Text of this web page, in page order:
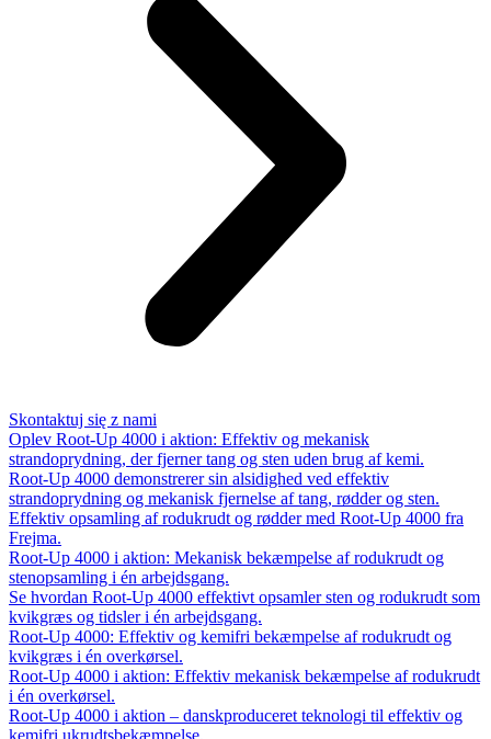
Skontaktuj się z nami
Oplev Root-Up 4000 i aktion: Effektiv og mekanisk
strandoprydning, der fjerner tang og sten uden brug af kemi.
Root-Up 4000 demonstrerer sin alsidighed ved effektiv
strandoprydning og mekanisk fjernelse af tang, rødder og sten.
Effektiv opsamling af rodukrudt og rødder med Root-Up 4000 fra
Frejma.
Root-Up 4000 i aktion: Mekanisk bekæmpelse af rodukrudt og
stenopsamling i én arbejdsgang.
Se hvordan Root-Up 4000 effektivt opsamler sten og rodukrudt som
kvikgræs og tidsler i én arbejdsgang.
Root-Up 4000: Effektiv og kemifri bekæmpelse af rodukrudt og
kvikgræs i én overkørsel.
Root-Up 4000 i aktion: Effektiv mekanisk bekæmpelse af rodukrudt
i én overkørsel.
Root-Up 4000 i aktion – danskproduceret teknologi til effektiv og
kemifri ukrudtsbekæmpelse.